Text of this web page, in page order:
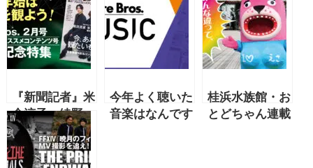
『新聞記者』米
倉涼子、綾野
剛、横浜流星
【年末年始にお
くるオススメコ
今年よく聴いた
音楽はなんです
桂浜水族館・お
とどちゃん連載